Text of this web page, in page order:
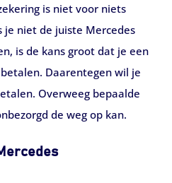
is niet voor niets
niet de juiste Mercedes
is de kans groot dat je een
Daarentegen wil je
Overweeg bepaalde
de weg op kan.